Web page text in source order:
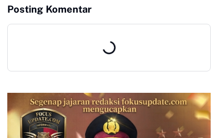
Posting Komentar